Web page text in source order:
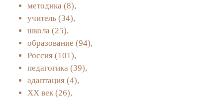
методика (8),
учитель (34),
школа (25),
образование (94),
Россия (101),
педагогика (39),
адаптация (4),
XX век (26),